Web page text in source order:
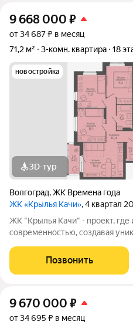
9 668 000 ₽
от 34 687 ₽ в месяц
71,2 м²
3-комн. квартира 18
новостройка
3D-тур
Волгоград,ЖК Времена года
ЖК «Крылья Качи», 4 квартал
ЖК "Крылья Качи" - проект, где
современностью, создавая
Дзержинского района
ул.Трехгорная, 27 и ул.Витимская.
Позвонить
9 670 000 ₽
от 34 695 ₽ в месяц